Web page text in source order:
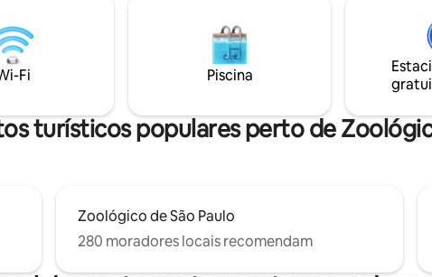
espaço moderno, estiloso e
onde cada pôr do sol traz um
à parte para a sua estadia ficar
top. E ainda possui vaga de
Fi Piscina
turísticos populares perto de
Zoológico de São Paulo
280 moradores locais recomendam